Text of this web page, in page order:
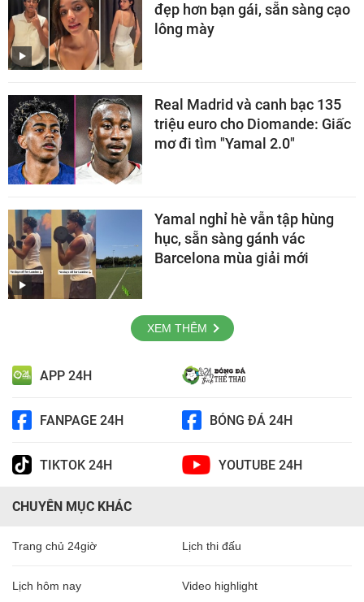
đẹp hơn bạn gái, sẵn sàng cạo
lông mày
Real Madrid và canh bạc 135
triệu euro cho Diomande: Giấc
mơ đi tìm "Yamal 2.0"
Yamal nghỉ hè vẫn tập hùng
hục, sẵn sàng gánh vác
Barcelona mùa giải mới
XEM THÊM
APP 24H
FANPAGE 24H BÓNG ĐÁ 24H
TIKTOK 24H YOUTUBE 24H
CHUYÊN MỤC KHÁC
Trang chủ 24giờ Lịch thi đấu
Lịch hôm nay Video highlight